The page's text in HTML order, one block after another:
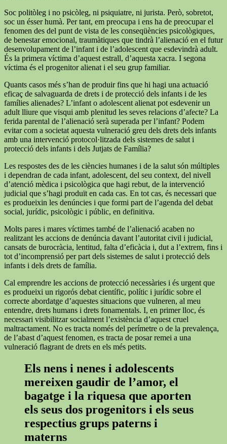
Soc politòleg i no psicòleg, ni psiquiatre, ni jurista. Però, sobretot,
soc un ésser humà. Per tant, em preocupa i ens ha de preocupar el
fenomen des del punt de vista de les conseqüències psicològiques,
de benestar emocional, traumàtiques que tindrà l’alienació en el futur
desenvolupament de l’infant i de l’adolescent que esdevindrà adult.
És la primera víctima d’aquest estrall, d’aquesta xacra. I segona
víctima és el progenitor alienat i el seu grup familiar.
Quants casos més s’han de produir fins que hi hagi una actuació
eficaç de salvaguarda de drets i de protecció dels infants i de les
famílies alienades? L’infant o adolescent alienat pot esdevenir un
adult lliure que visqui amb plenitud les seves relacions d’afecte? La
ferida parental de l’alienació serà superada per l’infant? Podem
evitar com a societat aquesta vulneració greu dels drets dels infants
amb una intervenció protocol·litzada dels sistemes de salut i
protecció dels infants i dels Jutjats de Família?
Les respostes des de les ciències humanes i de la salut són múltiples
i dependran de cada infant, adolescent, del seu context, del nivell
d’atenció mèdica i psicològica que hagi rebut, de la intervenció
judicial que s’hagi produït en cada cas. En tot cas, és necessari que
es produeixin les denúncies i que formi part de l’agenda del debat
social, jurídic, psicològic i públic, en definitiva.
Molts pares i mares víctimes també de l’alienació acaben no
realitzant les accions de denúncia davant l’autoritat civil i judicial,
cansats de burocràcia, lentitud, falta d’eficàcia i, dut a l’extrem, fins i
tot d’incomprensió per part dels sistemes de salut i protecció dels
infants i dels drets de família.
Cal emprendre les accions de protecció necessàries i és urgent que
es produeixi un rigorós debat científic, polític i jurídic sobre el
correcte abordatge d’aquestes situacions que vulneren, al meu
entendre, drets humans i drets fonamentals. I, en primer lloc, és
necessari visibilitzar socialment l’existència d’aquest cruel
maltractament. No es tracta només del perímetre o de la prevalença,
de l’abast d’aquest fenomen, es tracta de posar remei a una
vulneració flagrant de drets en els més petits.
Els nens i nenes i adolescents
mereixen gaudir de l’amor, el
bagatge i la riquesa que aporten
els seus dos progenitors i els seus
respectius grups paterns i
materns